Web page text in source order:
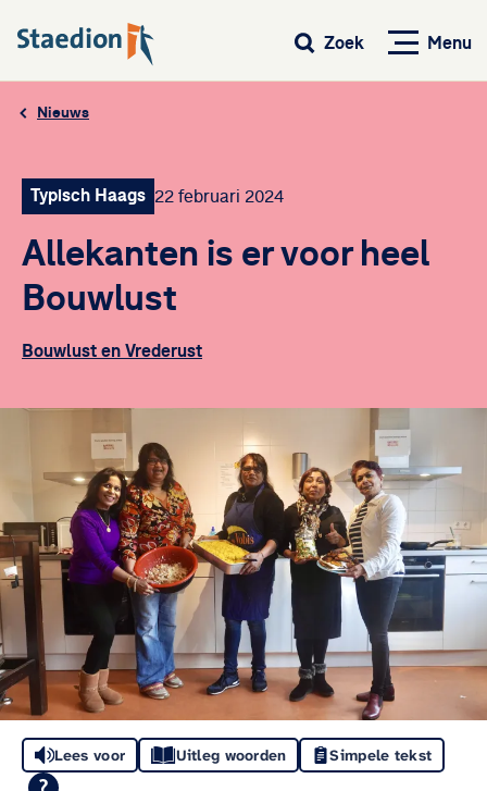
Menu
Zoek
Nieuws
Typisch Haags 22 februari 2024
Allekanten is er voor heel
Bouwlust
Bouwlust en Vrederust
Lees voor Uitleg woorden Simpele tekst